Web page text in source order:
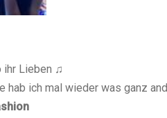
ihr Lieben ♫
hab ich mal wieder was ganz